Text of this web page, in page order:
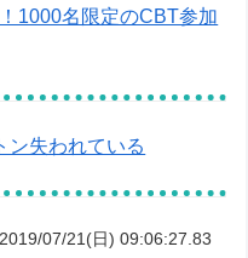
1000名限定のCBT参加
ン失われている
2019/07/21(日) 09:06:27.83